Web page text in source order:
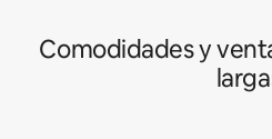
Comodidades y